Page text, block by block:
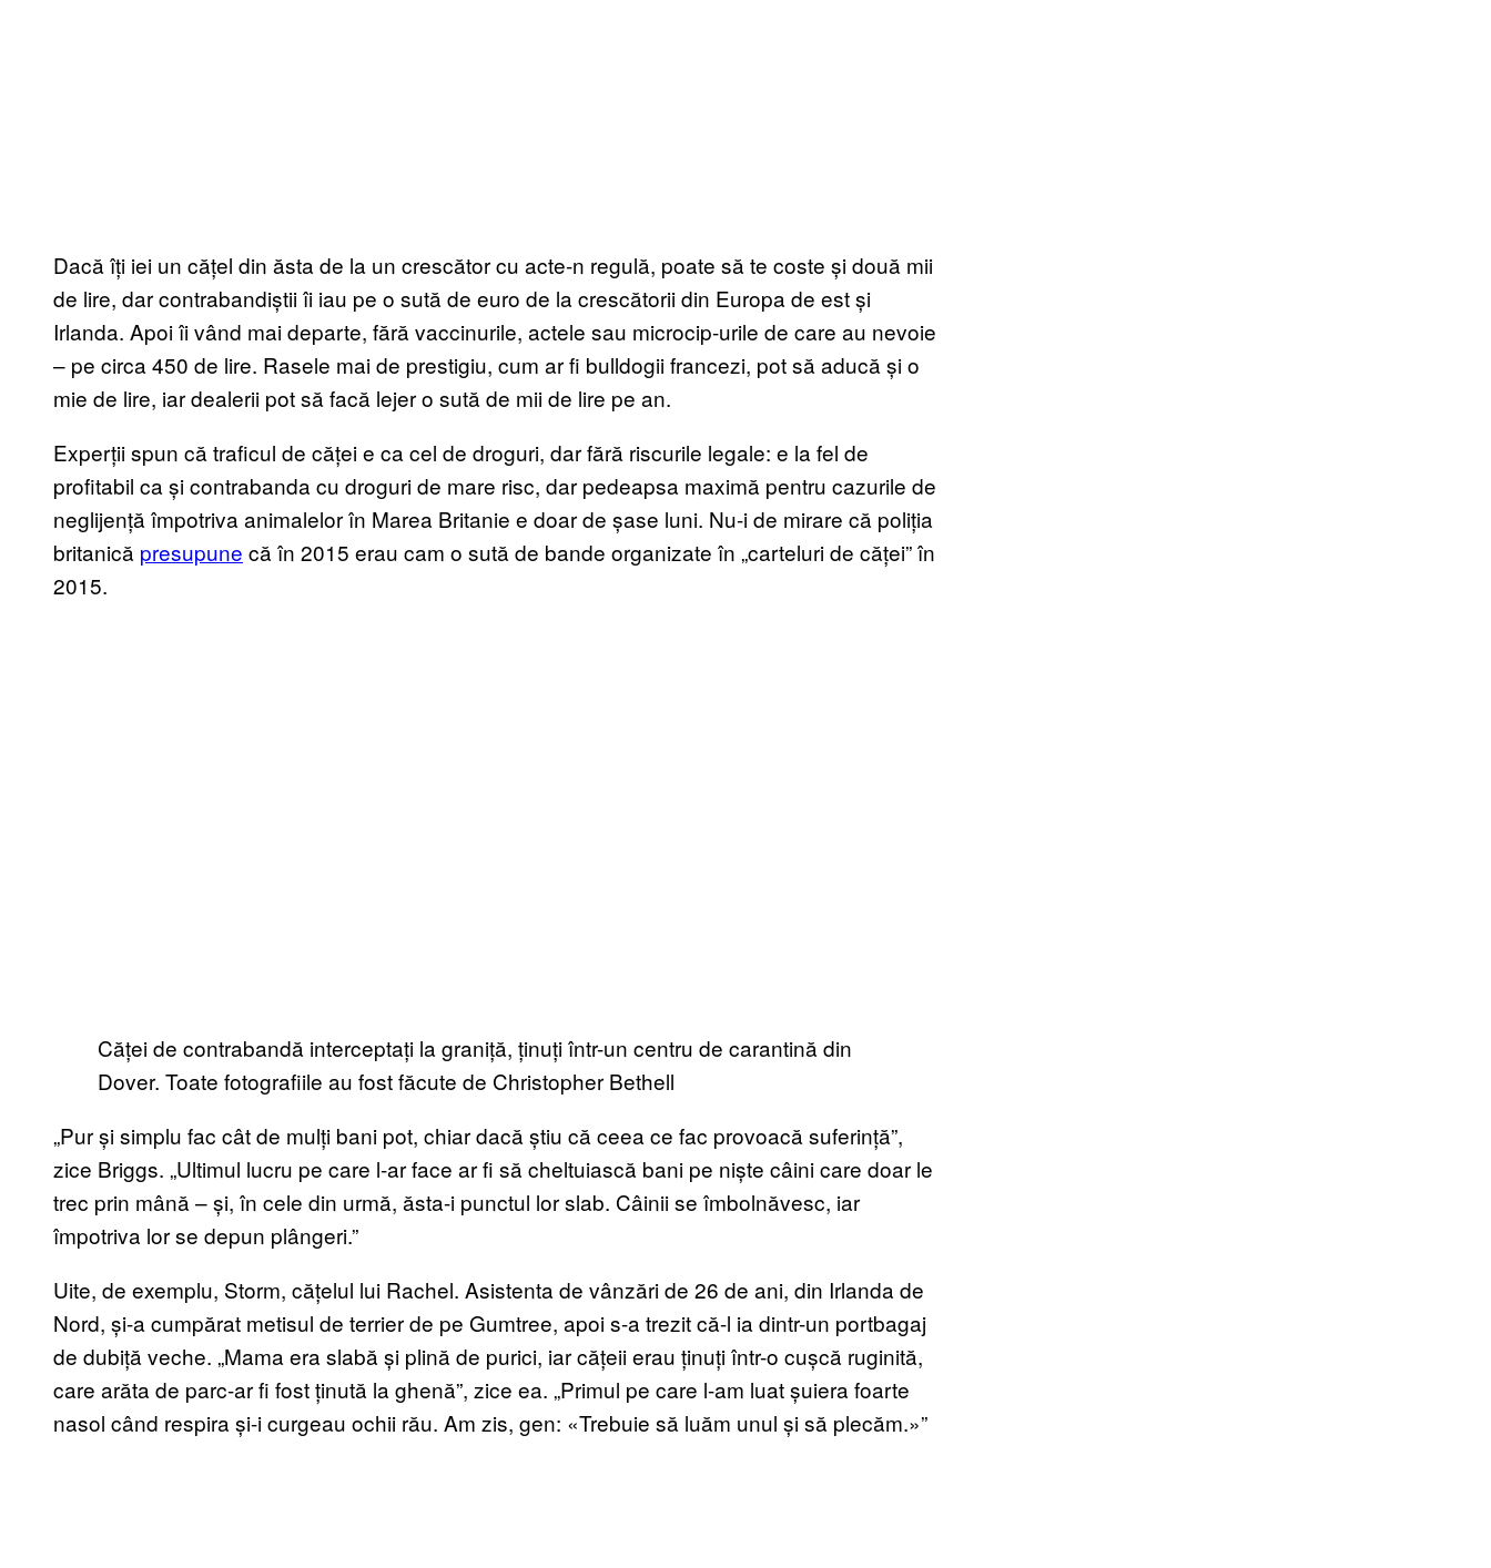
Dacă îți iei un cățel din ăsta de la un crescător cu acte-n regulă, poate să te coste și două mii
de lire, dar contrabandiștii îi iau pe o sută de euro de la crescătorii din Europa de est și
Irlanda. Apoi îi vând mai departe, fără vaccinurile, actele sau microcip-urile de care au nevoie
– pe circa 450 de lire. Rasele mai de prestigiu, cum ar fi bulldogii francezi, pot să aducă și o
mie de lire, iar dealerii pot să facă lejer o sută de mii de lire pe an.
Experții spun că traficul de căței e ca cel de droguri, dar fără riscurile legale: e la fel de
profitabil ca și contrabanda cu droguri de mare risc, dar pedeapsa maximă pentru cazurile de
neglijență împotriva animalelor în Marea Britanie e doar de șase luni. Nu-i de mirare că poliția
britanică presupune că în 2015 erau cam o sută de bande organizate în „carteluri de căței” în
2015.
Căței de contrabandă interceptați la graniță, ținuți într-un centru de carantină din
Dover. Toate fotografiile au fost făcute de Christopher Bethell
„Pur și simplu fac cât de mulți bani pot, chiar dacă știu că ceea ce fac provoacă suferință”,
zice Briggs. „Ultimul lucru pe care l-ar face ar fi să cheltuiască bani pe niște câini care doar le
trec prin mână – și, în cele din urmă, ăsta-i punctul lor slab. Câinii se îmbolnăvesc, iar
împotriva lor se depun plângeri.”
Uite, de exemplu, Storm, cățelul lui Rachel. Asistenta de vânzări de 26 de ani, din Irlanda de
Nord, și-a cumpărat metisul de terrier de pe Gumtree, apoi s-a trezit că-l ia dintr-un portbagaj
de dubiță veche. „Mama era slabă și plină de purici, iar cățeii erau ținuți într-o cușcă ruginită,
care arăta de parc-ar fi fost ținută la ghenă”, zice ea. „Primul pe care l-am luat șuiera foarte
nasol când respira și-i curgeau ochii rău. Am zis, gen: «Trebuie să luăm unul și să plecăm.»”